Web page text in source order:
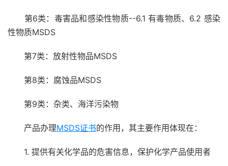
第6类：毒害品和感染性物质--6.1 有毒物质、6.2 感染
性物质MSDS
第7类：放射性物品MSDS
第8类：腐蚀品MSDS
第9类：杂类、海洋污染物
产品办理MSDS证书的作用，其主要作用体现在：
1. 提供有关化学品的危害信息，保护化学产品使用者